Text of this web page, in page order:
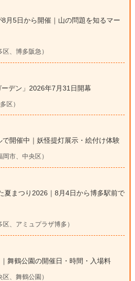
月5日から開催｜山の問題を知るマー
、博多阪急）
デン」2026年7月31日開幕
区）
開催中｜妖怪提灯展示・絵付け体験
市、中央区）
夏まつり2026｜8月4日から博多駅前で
、アミュプラザ博多）
舞鶴公園の開催日・時間・入場料
、舞鶴公園）